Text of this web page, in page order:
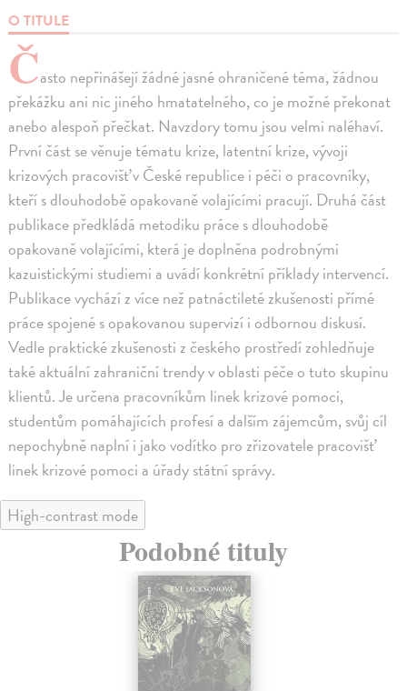
O TITULE
Často nepřinášejí žádné jasné ohraničené téma, žádnou
překážku ani nic jiného hmatatelného, co je možné překonat
anebo alespoň přečkat. Navzdory tomu jsou velmi naléhaví.
První část se věnuje tématu krize, latentní krize, vývoji
krizových pracovišť v České republice i péči o pracovníky,
kteří s dlouhodobě opakovaně volajícími pracují. Druhá část
publikace předkládá metodiku práce s dlouhodobě
opakovaně volajícími, která je doplněna podrobnými
kazuistickými studiemi a uvádí konkrétní příklady intervencí.
Publikace vychází z více než patnáctileté zkušenosti přímé
práce spojené s opakovanou supervizí i odbornou diskusí.
Vedle praktické zkušenosti z českého prostředí zohledňuje
také aktuální zahraniční trendy v oblasti péče o tuto skupinu
klientů. Je určena pracovníkům linek krizové pomoci,
studentům pomáhajících profesí a dalším zájemcům, svůj cíl
nepochybně naplní i jako vodítko pro zřizovatele pracovišť
linek krizové pomoci a úřady státní správy.
High-contrast mode
Podobné tituly